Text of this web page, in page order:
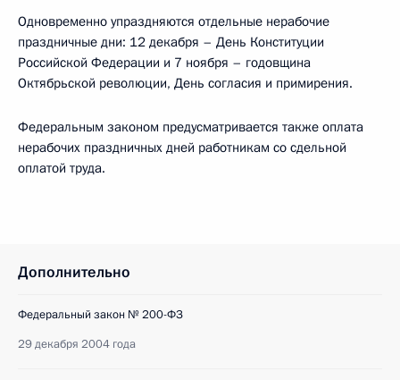
Одновременно упраздняются отдельные нерабочие
праздничные дни: 12 декабря – День Конституции
Российской Федерации и 7 ноября – годовщина
Октябрьской революции, День согласия и примирения.
Федеральным законом предусматривается также оплата
нерабочих праздничных дней работникам со сдельной
оплатой труда.
Дополнительно
Федеральный закон № 200-ФЗ
29 декабря 2004 года